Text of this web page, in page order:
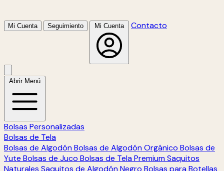
Mi Cuenta Seguimiento Mi Cuenta Contacto
Abrir Menú
Bolsas Personalizadas
Bolsas de Tela
Bolsas de Algodón Bolsas de Algodón Orgánico Bolsas de
Yute Bolsas de Juco Bolsas de Tela Premium Saquitos
Naturales Saquitos de Algodón Negro Bolsas para Botellas